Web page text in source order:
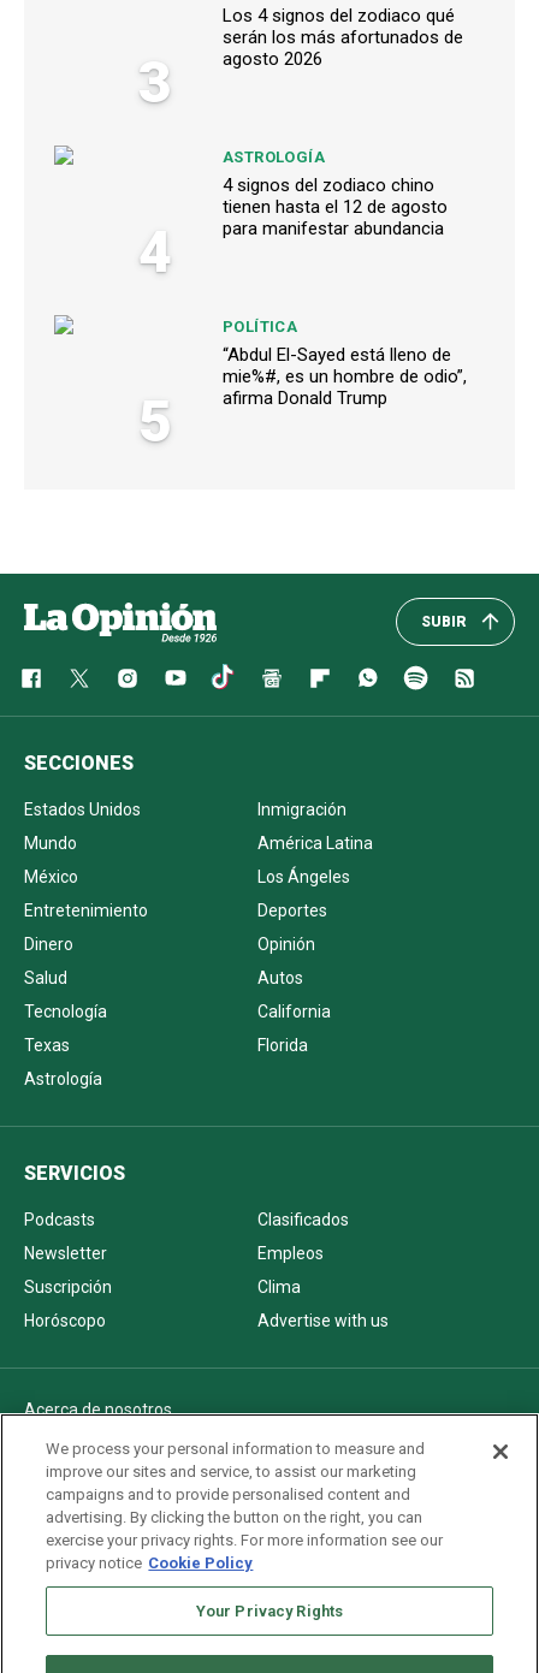
3
Los 4 signos del zodiaco qué
serán los más afortunados de
agosto 2026
4
ASTROLOGÍA
4 signos del zodiaco chino
tienen hasta el 12 de agosto
para manifestar abundancia
5
POLÍTICA
“Abdul El-Sayed está lleno de
mie%#, es un hombre de odio”,
afirma Donald Trump
SUBIR
SECCIONES
Estados Unidos
Inmigración
Mundo
América Latina
México
Los Ángeles
Entretenimiento
Deportes
Dinero
Opinión
Salud
Autos
Tecnología
California
Texas
Florida
Astrología
SERVICIOS
Podcasts
Clasificados
Newsletter
Empleos
Suscripción
Clima
Horóscopo
Advertise with us
Acerca de nosotros
Politica de privacidad
Pautas Editoriales
AdChoices
Advertise with us
Newsletters
We process your personal information to measure and
improve our sites and service, to assist our marketing
campaigns and to provide personalised content and
advertising. By clicking the button on the right, you can
exercise your privacy rights. For more information see our
privacy notice Cookie Policy
Your Privacy Rights